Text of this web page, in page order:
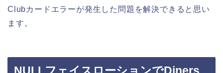
Clubカードエラーが発生した問題を解決できると思い
ます。